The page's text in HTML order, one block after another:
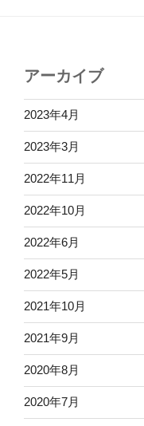
アーカイブ
2023年4月
2023年3月
2022年11月
2022年10月
2022年6月
2022年5月
2021年10月
2021年9月
2020年8月
2020年7月